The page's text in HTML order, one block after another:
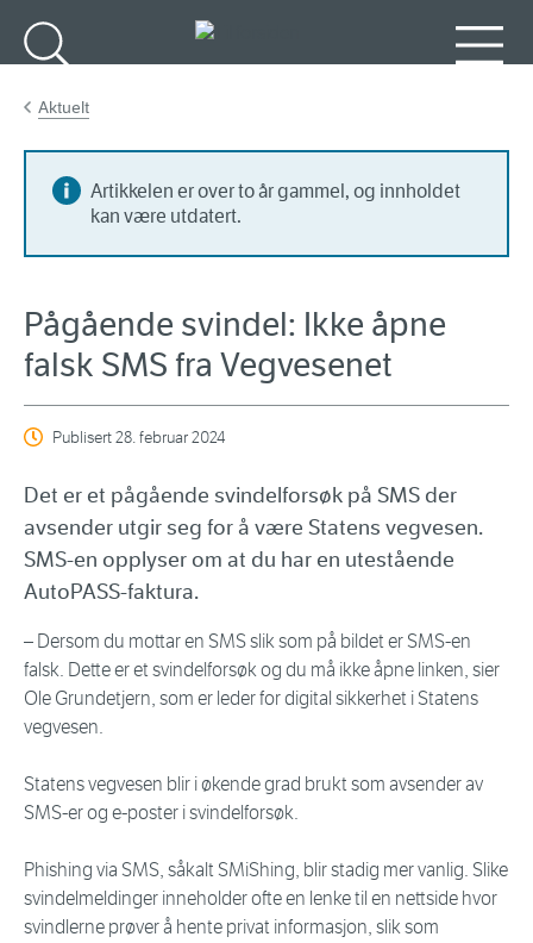
Aktuelt
Artikkelen er over to år gammel, og innholdet
kan være utdatert.
Pågående svindel: Ikke åpne
falsk SMS fra Vegvesenet
Publisert28. februar 2024
Det er et pågående svindelforsøk på SMS der
avsender utgir seg for å være Statens vegvesen.
SMS-en opplyser om at du har en utestående
AutoPASS-faktura.
– Dersom du mottar en SMS slik som på bildet er SMS-en
falsk. Dette er et svindelforsøk og du må ikke åpne linken, sier
Ole Grundetjern, som er leder for digital sikkerhet i Statens
vegvesen.
Statens vegvesen blir i økende grad brukt som avsender av
SMS-er og e-poster i svindelforsøk.
Phishing via SMS, såkalt SMiShing, blir stadig mer vanlig. Slike
svindelmeldinger inneholder ofte en lenke til en nettside hvor
svindlerne prøver å hente privat informasjon, slik som